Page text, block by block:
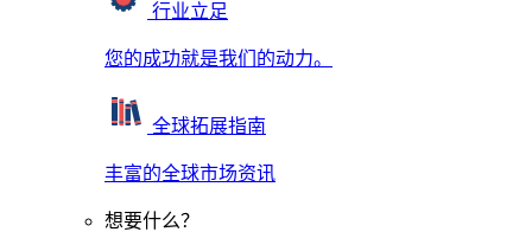
行业立足
您的成功就是我们的动力。
全球拓展指南
丰富的全球市场资讯
想要什么？